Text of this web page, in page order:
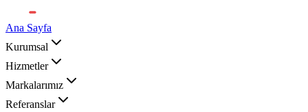
Ana Sayfa
Kurumsal
Hizmetler
Markalarımız
Referanslar